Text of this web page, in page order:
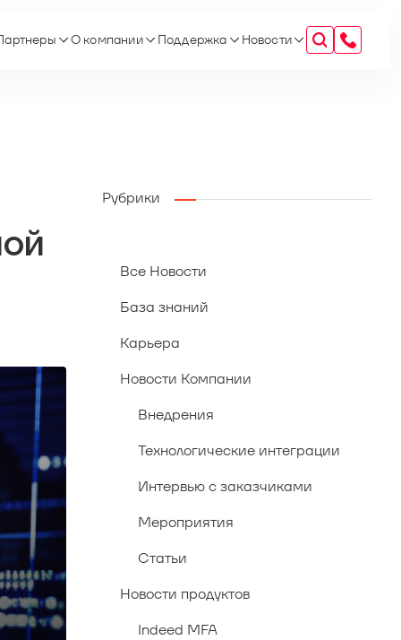
О компании Поддержка Новости
Рубрики
Все Новости
База знаний
Карьера
Новости Компании
Внедрения
Технологические интеграции
Интервью с заказчиками
Мероприятия
Статьи
Новости продуктов
Indeed MFA